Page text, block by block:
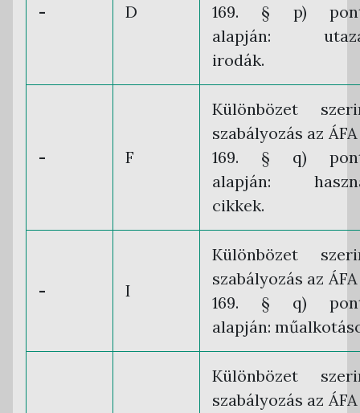
- D
169. § p)
alapján:
irodák.
- F
Különbözet
szabályozás az
169. § q)
alapján:
cikkek.
- I
Különbözet
szabályozás az
169. § q)
alapján:
Különbözet
szabályozás az